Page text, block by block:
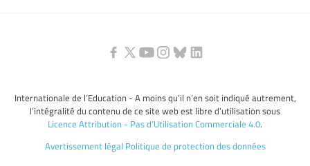
Internationale de l’Education - A moins qu’il n’en soit indiqué autrement,
l’intégralité du contenu de ce site web est libre d’utilisation sous
Licence Attribution - Pas d’Utilisation Commerciale 4.0.
Avertissement légal Politique de protection des données